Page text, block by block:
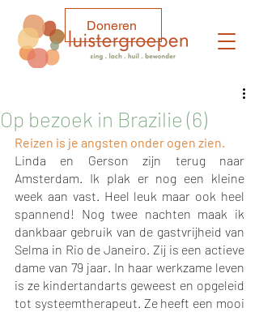
Doneren
Op bezoek in Brazilie (6)
Reizen is je angsten onder ogen zien.
Linda en Gerson zijn terug naar
Amsterdam. Ik plak er nog een kleine
week aan vast. Heel leuk maar ook heel
spannend! Nog twee nachten maak ik
dankbaar gebruik van de gastvrijheid van
Selma in Rio de Janeiro. Zij is een actieve
dame van 79 jaar. In haar werkzame leven
is ze kindertandarts geweest en opgeleid
tot systeemtherapeut. Ze heeft een mooi